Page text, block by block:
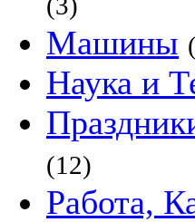
Машины
Наука и
(12)
Работа,